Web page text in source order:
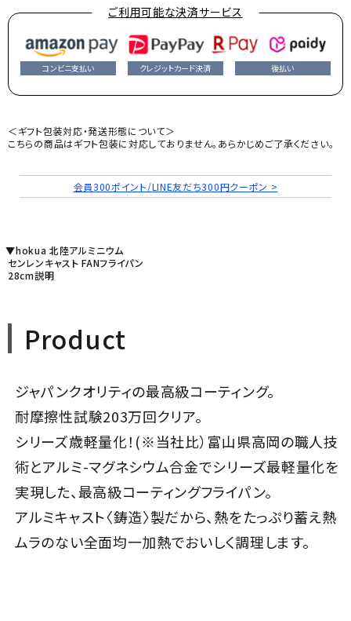
ご利用可能な決済サービス
コンビニ支払い クレジットカード決済 後払い
＜ギフト包装対応・発送形態について＞
こちらの商品はギフト包装に対応しておりません。あらかじめご了承ください。
会員300ポイント/LINE友だち300円クーポン >
▼hokua 北陸アルミニウム
センレンキャスト FANフライパン
28cm説明
Product
ジャパンクオリティの最高級コーティング。
耐摩擦性試験203万回クリア。
シリーズ歳軽量化！(※当社比）富山県高岡の職人技
術とアルミ-マグネシウム合金でシリーズ最軽量化を
実現した、最高級コーティングフライパン。
アルミキャスト〈鋳造〉製だから、熱をたっぷり蓄え熱
ムラのない全面均一加熱でおいしく調理します。